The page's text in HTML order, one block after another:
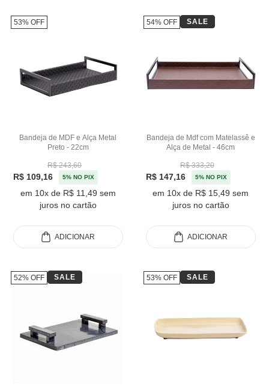
Bandeja de MDF e Alça Metal
Preto - 22cm
R$ 243,60
R$ 109,16 5% NO PIX
em 10x de R$ 11,49 sem
juros no cartão
53% OFF
ADICIONAR
Bandeja de Mdf com Matelassê e
Alça de Metal - 46cm
R$ 333,20
R$ 147,16 5% NO PIX
em 10x de R$ 15,49 sem
juros no cartão
54% OFF SALE
ADICIONAR
52% OFF SALE 53% OFF SALE